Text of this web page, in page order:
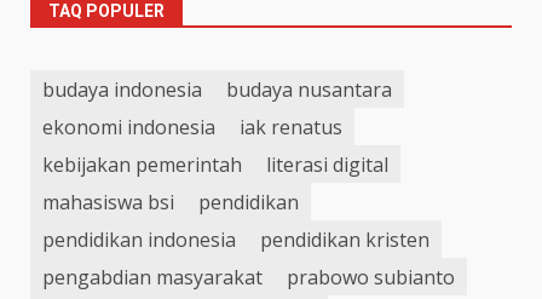
TAQ POPULER
budaya indonesia
budaya nusantara
ekonomi indonesia
iak renatus
kebijakan pemerintah
literasi digital
mahasiswa bsi
pendidikan
pendidikan indonesia
pendidikan kristen
pengabdian masyarakat
prabowo subianto